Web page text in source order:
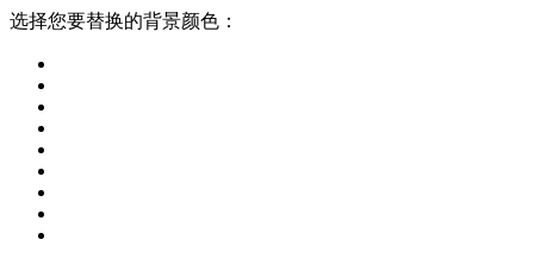
选择您要替换的背景颜色：